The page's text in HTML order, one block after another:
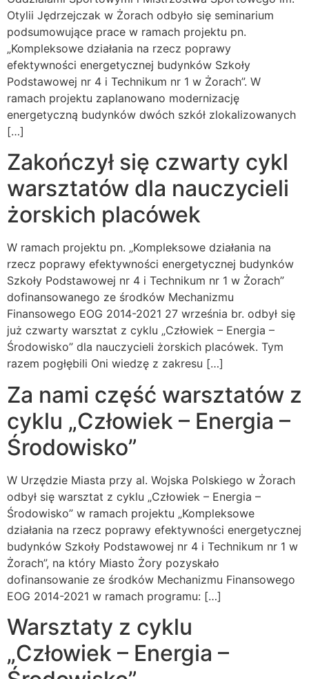
Otylii Jędrzejczak w Żorach odbyło się seminarium
podsumowujące prace w ramach projektu pn.
„Kompleksowe działania na rzecz poprawy
efektywności energetycznej budynków Szkoły
Podstawowej nr 4 i Technikum nr 1 w Żorach”. W
ramach projektu zaplanowano modernizację
energetyczną budynków dwóch szkół zlokalizowanych
[…]
Zakończył się czwarty cykl
warsztatów dla nauczycieli
żorskich placówek
W ramach projektu pn. „Kompleksowe działania na
rzecz poprawy efektywności energetycznej budynków
Szkoły Podstawowej nr 4 i Technikum nr 1 w Żorach”
dofinansowanego ze środków Mechanizmu
Finansowego EOG 2014-2021 27 września br. odbył się
już czwarty warsztat z cyklu „Człowiek – Energia –
Środowisko” dla nauczycieli żorskich placówek. Tym
razem pogłębili Oni wiedzę z zakresu […]
Za nami część warsztatów z
cyklu „Człowiek – Energia –
Środowisko”
W Urzędzie Miasta przy al. Wojska Polskiego w Żorach
odbył się warsztat z cyklu „Człowiek – Energia –
Środowisko” w ramach projektu „Kompleksowe
działania na rzecz poprawy efektywności energetycznej
budynków Szkoły Podstawowej nr 4 i Technikum nr 1 w
Żorach”, na który Miasto Żory pozyskało
dofinansowanie ze środków Mechanizmu Finansowego
EOG 2014-2021 w ramach programu: […]
Warsztaty z cyklu
„Człowiek – Energia –